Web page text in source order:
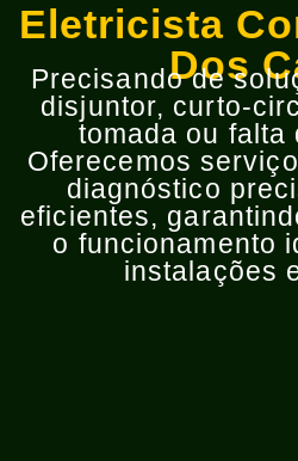
Eletricista
Dos
Precisando de
disjuntor, curto-
tomada ou falta
Oferecemos
diagnóstico
eficientes,
o funcionamento
instalações